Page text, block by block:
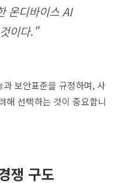
온디바이스 AI
이다."
보안표준을 규정하며, 사
해 선택하는 것이 중요합니
쟁 구도